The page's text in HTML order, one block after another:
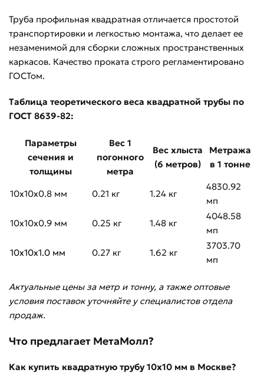
Труба профильная квадратная отличается простотой
транспортировки и легкостью монтажа, что делает ее
незаменимой для сборки сложных пространственных
каркасов. Качество проката строго регламентировано
ГОСТом.
Таблица теоретического веса квадратной трубы по
ГОСТ 8639-82:
Параметры
сечения и
толщины
Вес 1
погонного
метра
Вес хлыста
(6 метров)
Метража
в 1 тонне
10х10х0.8 мм 0.21 кг 1.24 кг
4830.92
мп
10х10х0.9 мм
0.25 кг 1.48 кг
4048.58
мп
10х10х1.0 мм
0.27 кг 1.62 кг
3703.70
мп
Актуальные цены за метр и тонну, а также оптовые
условия поставок уточняйте у специалистов отдела
продаж.
Что предлагает МетаМолл?
Как купить квадратную трубу 10х10 мм в Москве?